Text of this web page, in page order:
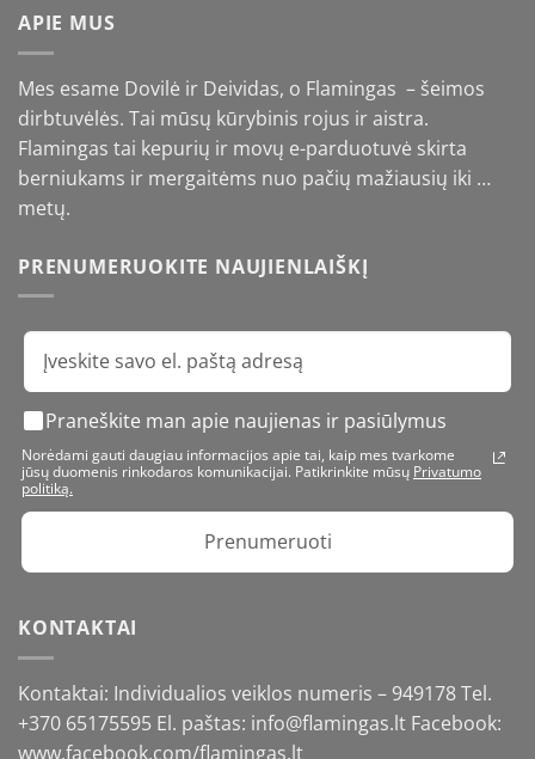
APIE MUS
Mes esame Dovilė ir Deividas, o Flamingas – šeimos
dirbtuvėlės. Tai mūsų kūrybinis rojus ir aistra.
Flamingas tai kepurių ir movų e-parduotuvė skirta
berniukams ir mergaitėms nuo pačių mažiausių iki …
metų.
PRENUMERUOKITE NAUJIENLAIŠKĮ
Praneškite man apie naujienas ir pasiūlymus
Norėdami gauti daugiau informacijos apie tai, kaip mes tvarkome
jūsų duomenis rinkodaros komunikacijai. Patikrinkite mūsų Privatumo
politiką.
Prenumeruoti
KONTAKTAI
Kontaktai: Individualios veiklos numeris – 949178 Tel.
+370 65175595 El. paštas: info@flamingas.lt Facebook:
www.facebook.com/flamingas.lt